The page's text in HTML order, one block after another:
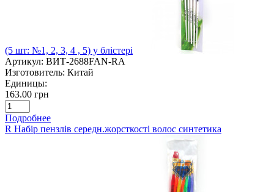
(5 шт: №1, 2, 3, 4 , 5) у блістері
Артикул: ВИТ-2688FAN-RA
Изготовитель: Китай
Единицы:
163.00 грн
Подробнее
R Набір пензлів середн.жорсткості волос синтетика